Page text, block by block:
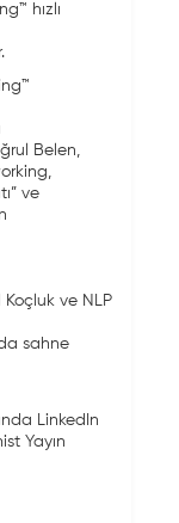
hızlı
Belen,
ve
ve NLP
sahne
LinkedIn
Yayın